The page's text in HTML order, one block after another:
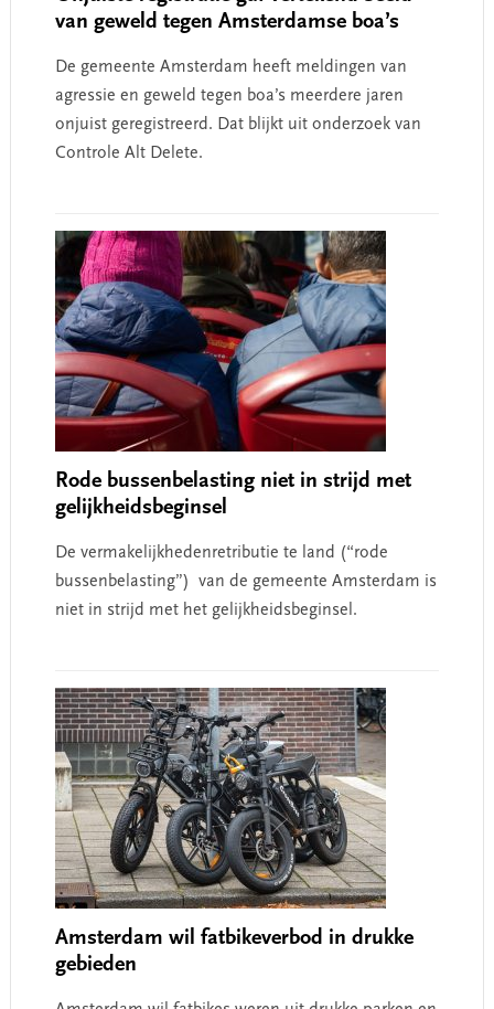
van geweld tegen Amsterdamse boa’s
De gemeente Amsterdam heeft meldingen van
agressie en geweld tegen boa’s meerdere jaren
onjuist geregistreerd. Dat blijkt uit onderzoek van
Controle Alt Delete.
Rode bussenbelasting niet in strijd met
gelijkheidsbeginsel
De vermakelijkhedenretributie te land (“rode
bussenbelasting”) van de gemeente Amsterdam is
niet in strijd met het gelijkheidsbeginsel.
Amsterdam wil fatbikeverbod in drukke
gebieden